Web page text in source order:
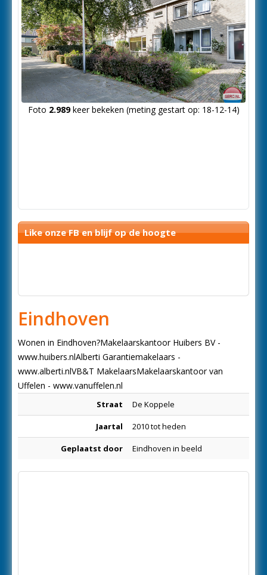
Foto 2.989keer bekeken (meting gestart op: 18-12-14)
Like onze FB en blijf op de hoogte
Eindhoven
Wonen in Eindhoven?Makelaarskantoor Huibers BV -
www.huibers.nlAlberti Garantiemakelaars -
www.alberti.nlVB&T MakelaarsMakelaarskantoor van
Uffelen - www.vanuffelen.nl
Straat De Koppele
Jaartal 2010 tot heden
Geplaatst door Eindhoven in beeld